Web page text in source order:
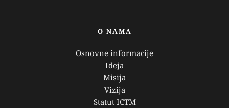
O NAMA
Osnovne informacije
Ideja
Misija
Vizija
Statut ICTM